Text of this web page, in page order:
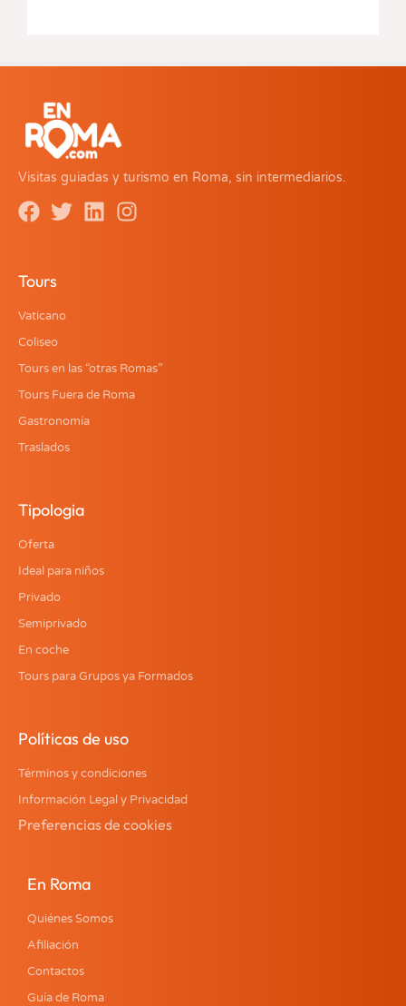
Visitas guiadas y turismo en Roma, sin intermediarios.
Tours
Vaticano
Coliseo
Tours en las “otras Romas”
Tours Fuera de Roma
Gastronomía
Traslados
Tipologia
Oferta
Ideal para niños
Privado
Semiprivado
En coche
Tours para Grupos ya Formados
Políticas de uso
Términos y condiciones
Información Legal y Privacidad
Preferencias de cookies
En Roma
Quiénes Somos
Afiliación
Contactos
Guía de Roma